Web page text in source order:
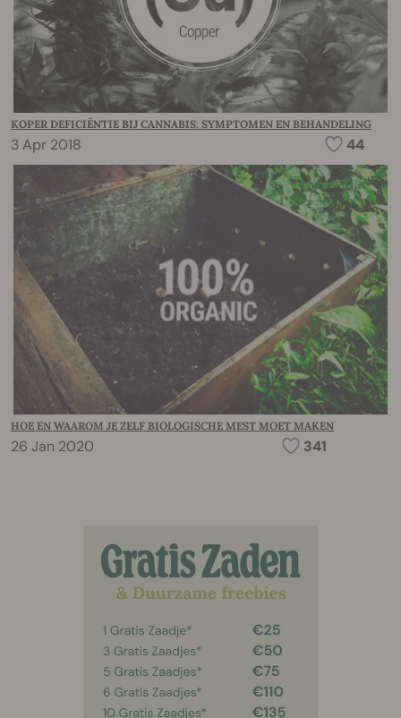
KOPER DEFICIËNTIE BIJ CANNABIS: SYMPTOMEN EN BEHANDELING
3 Apr 2018 44
HOE EN WAAROM JE ZELF BIOLOGISCHE MEST MOET MAKEN
26 Jan 2020 341